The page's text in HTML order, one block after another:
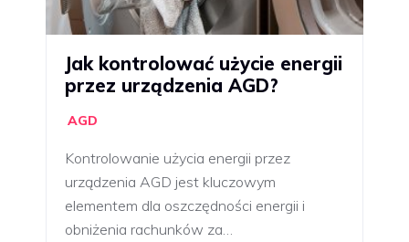
Jak kontrolować użycie energii
przez urządzenia AGD?
AGD
Kontrolowanie użycia energii przez
urządzenia AGD jest kluczowym
elementem dla oszczędności energii i
obniżenia rachunków za…